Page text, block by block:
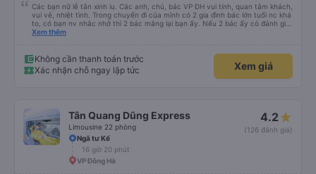
Các bạn nữ lễ tân xinh iu. Các anh, chú, bác VP ĐH vui tính, quan tâm khách,
vui vẻ, nhiệt tình. Trong chuyến đi của mình có 2 gia đình bác lớn tuổi nc khá
to, có bạn nv nhắc nhở thì 2 bác mắng lại bạn ấy. Nếu 2 bác ấy có đánh giá
xấu thì mình ngược lại nha. Bạn ấy nhắc nhở rất đúng. 2 bác nói rất to. To
bạn ấy nha. Nếu bạn ấy bị trừ thì bảo bạn ấy liên hệ sđt của mình, mình hỗ
trợ ạ. Số mình đuôi 666, chuyến ĐH-NT ngày 16/1. À các bạn nữ lễ tân xinh
iu còn đổi cho mình phòng đơn sang đôi xong còn note là (một mình) yêu
Xem thêm
Không cần thanh toán trước
Xác nhận chỗ ngay lập tức
Xem giá
Tân Quang Dũng Express
Limousine 22 phòng
4.2
(126 đánh giá)
Ngã tư Kế
16 giờ 20 phút
VP Đông Hà